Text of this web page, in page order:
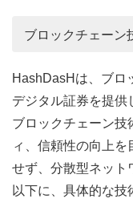
ブロックチェーン
HashDasHは、ブロ
デジタル証券を提供
ブロックチェーン技
ィ、信頼性の向上
せず、分散型ネット
以下に、具体的な技